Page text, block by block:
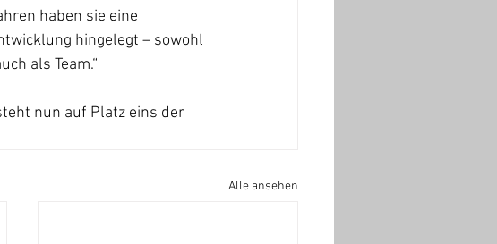
haben sie eine
hingelegt – sowohl
als Team.“
nun auf Platz eins der
Alle ansehen